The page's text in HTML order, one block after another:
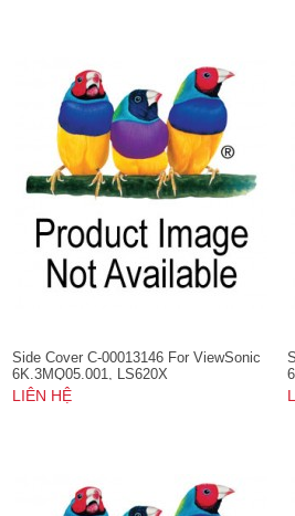
Side Cover C-00013146 For ViewSonic
6K.3MQ05.001, LS620X
LIÊN HỆ